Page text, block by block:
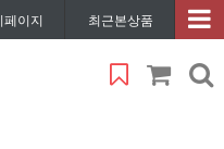
페이지 최근본상품